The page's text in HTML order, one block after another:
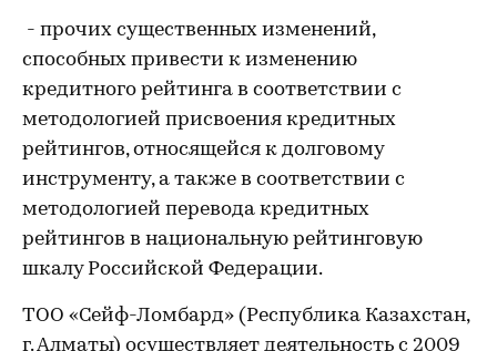
- прочих существенных изменений,
способных привести к изменению
кредитного рейтинга в соответствии с
методологией присвоения кредитных
рейтингов, относящейся к долговому
инструменту, а также в соответствии с
методологией перевода кредитных
рейтингов в национальную рейтинговую
шкалу Российской Федерации.
ТОО «Сейф-Ломбард» (Республика Казахстан,
г. Алматы) осуществляет деятельность с 2009